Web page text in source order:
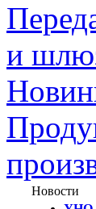
и
Новости